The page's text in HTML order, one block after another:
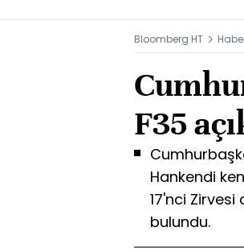
Bloomberg HT
F35
Hankendi
17'nci
bulundu.